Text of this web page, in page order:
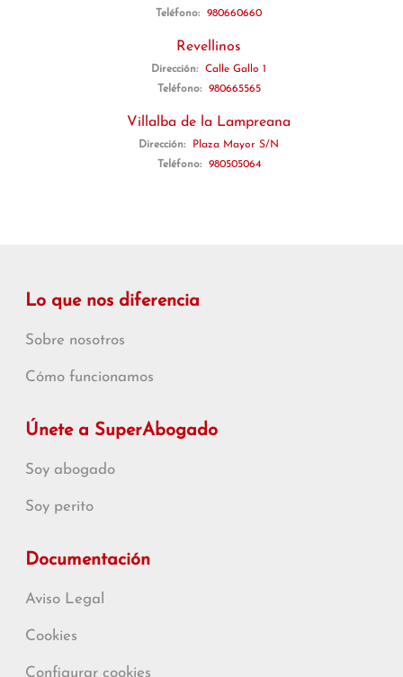
Teléfono:
980660660
Revellinos
Dirección:
Calle Gallo 1
Teléfono:
980665565
Villalba de la Lampreana
Dirección:
Plaza Mayor S/N
Teléfono:
980505064
Lo que nos diferencia
Sobre nosotros
Cómo funcionamos
Únete a SuperAbogado
Soy abogado
Soy perito
Documentación
Aviso Legal
Cookies
Configurar cookies